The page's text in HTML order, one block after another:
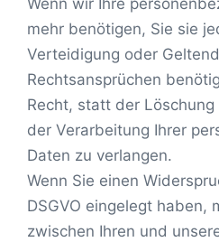
Wenn wir Ihre
mehr benötigen, Sie sie
Verteidigung oder
Rechtsansprüchen
Recht, statt der Löschung
der Verarbeitung Ihrer
Daten zu verlangen.
Wenn Sie einen
DSGVO eingelegt haben,
zwischen Ihren und